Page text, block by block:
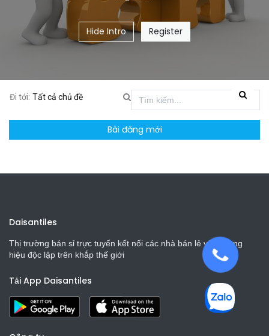
Hide Intro Register
Đi tới: Tất cả chủ đề
Bài đăng mới
Daisantiles
Thị trường bán sỉ trực tuyến kết nối các nhà bán lẻ và thương
hiệu độc lập trên khắp thế giới
Tải App Daisantiles